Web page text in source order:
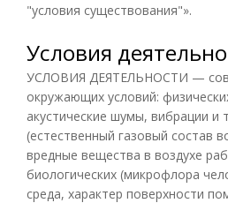
"условия существования"».
Условия
УСЛОВИЯ ДЕЯТЕЛЬНОСТИ —
окружающих условий:
акустические шумы, вибрации и
(естественный газовый состав
вредные вещества в воздухе
биологических (микрофлора
среда, характер поверхности